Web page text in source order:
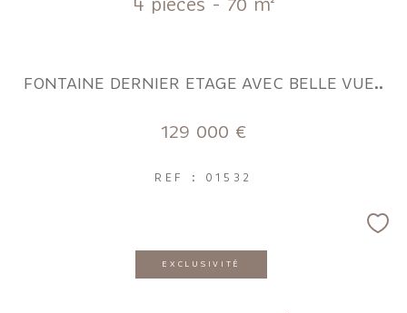
FONTAINE DERNIER ETAGE AVEC BELLE VUE..
129 000 €
REF : 01532
EXCLUSIVITÉ